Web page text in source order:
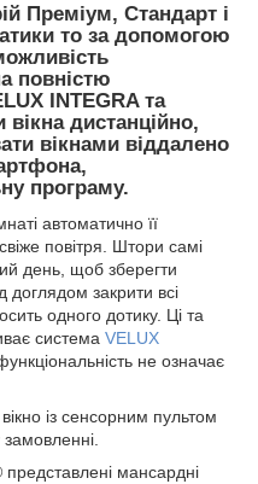
Преміум, Стандарт і
то за допомогою
повністю
INTEGRA та
дистанційно,
вікнами віддалено
програму.
автоматично її
повітря. Штори самі
день, щоб зберегти
закрити всі
одного дотику. Ці та
система VELUX
не означає
із сенсорним пультом
замовленні.
представлені мансардні